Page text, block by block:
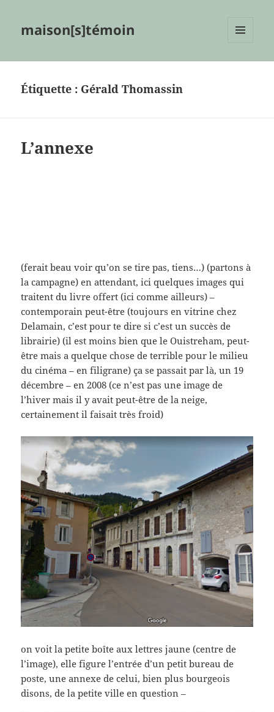
maison[s]témoin
Étiquette : Gérald Thomassin
L’annexe
(ferait beau voir qu’on se tire pas, tiens…) (partons à
la campagne) en attendant, ici quelques images qui
traitent du livre offert (ici comme ailleurs) –
contemporain peut-être (toujours en vitrine chez
Delamain, c’est pour te dire si c’est un succès de
librairie) (il est moins bien que le Ouistreham, peut-
être mais a quelque chose de terrible pour le milieu
du cinéma – en filigrane) ça se passait par là, un 19
décembre – en 2008 (ce n’est pas une image de
l’hiver mais il y avait peut-être de la neige,
certainement il faisait très froid)
on voit la petite boîte aux lettres jaune (centre de
l’image), elle figure l’entrée d’un petit bureau de
poste, une annexe de celui, bien plus bourgeois
disons, de la petite ville en question –